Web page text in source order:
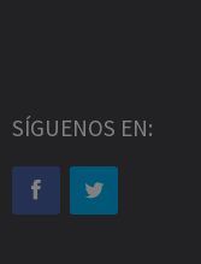
SÍGUENOS EN: